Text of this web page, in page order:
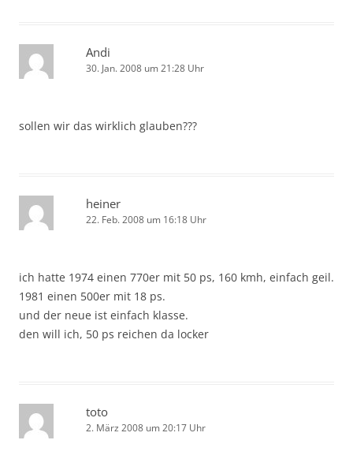
Andi
30. Jan. 2008 um 21:28 Uhr
sollen wir das wirklich glauben???
heiner
22. Feb. 2008 um 16:18 Uhr
ich hatte 1974 einen 770er mit 50 ps, 160 kmh, einfach geil.
1981 einen 500er mit 18 ps.
und der neue ist einfach klasse.
den will ich, 50 ps reichen da locker
toto
2. März 2008 um 20:17 Uhr